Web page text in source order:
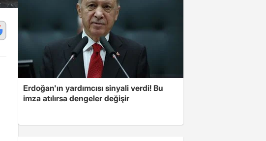
Erdoğan'ın yardımcısı sinyali verdi! Bu
imza atılırsa dengeler değişir